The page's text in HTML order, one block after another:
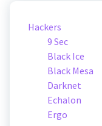
Hackers
9 Sec
Black Ice
Black Mesa
Darknet
Echalon
Ergo